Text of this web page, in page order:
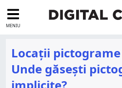
MENIU
Locații
Unde găsești